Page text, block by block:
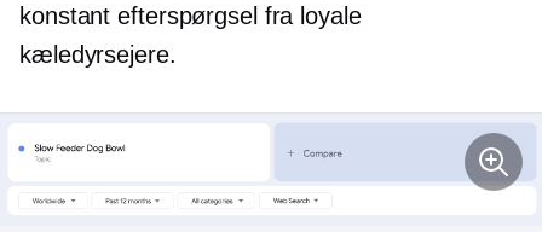
konstant efterspørgsel fra loyale
kæledyrsejere.